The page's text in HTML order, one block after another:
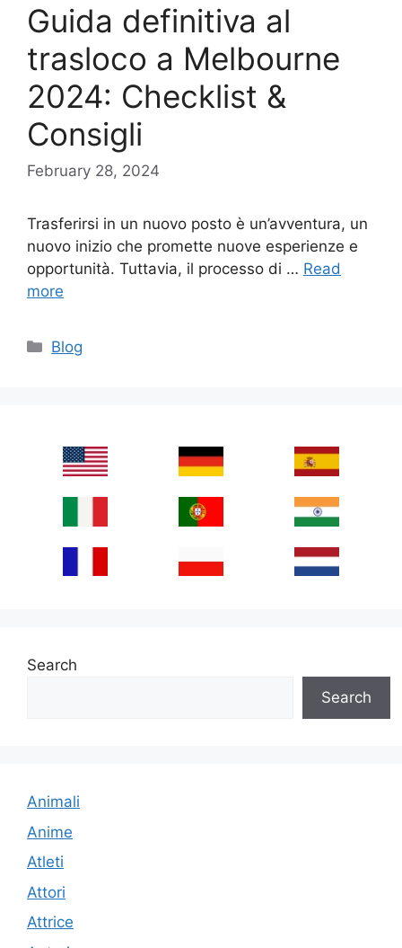
Guida definitiva al
trasloco a Melbourne
2024: Checklist &
Consigli
February 28, 2024
Trasferirsi in un nuovo posto è un’avventura, un
nuovo inizio che promette nuove esperienze e
opportunità. Tuttavia, il processo di … Read
more
Categories
Blog
Search
Search
Animali
Anime
Atleti
Attori
Attrice